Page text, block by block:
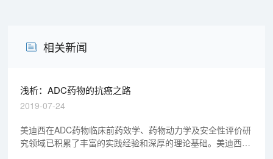
相关新闻
浅析：ADC药物的抗癌之路
2019-07-24
美迪西在ADC药物临床前药效学、药物动力学及安全性评价研
究领域已积累了丰富的实践经验和深厚的理论基础。美迪西有